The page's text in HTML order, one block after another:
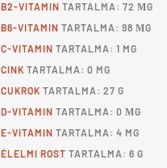
B2-VITAMIN TARTALMA: 72 ΜG
B6-VITAMIN TARTALMA: 98 ΜG
C-VITAMIN TARTALMA: 1 MG
CINK TARTALMA: 0 MG
CUKROK TARTALMA: 27 G
D-VITAMIN TARTALMA: 0 ΜG
E-VITAMIN TARTALMA: 4 MG
ÉLELMI ROST TARTALMA: 6 G